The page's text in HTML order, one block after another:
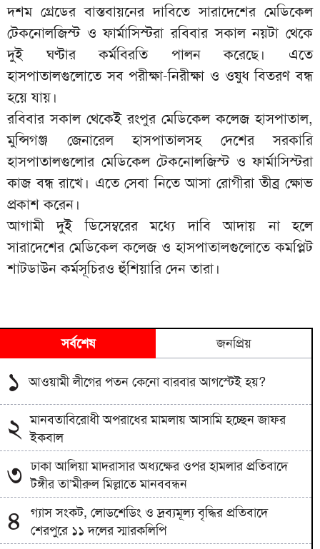
দশম গ্রেডের বাস্তবায়নের দাবিতে সারাদেশের মেডিকেল
টেকনোলজিস্ট ও ফার্মাসিস্টরা রবিবার সকাল নয়টা থেকে
দুই ঘণ্টার কর্মবিরতি পালন করেছে। এতে
হাসপাতালগুলোতে সব পরীক্ষা-নিরীক্ষা ও ওষুধ বিতরণ বন্ধ
হয়ে যায়।
রবিবার সকাল থেকেই রংপুর মেডিকেল কলেজ হাসপাতাল,
মুন্সিগঞ্জ জেনারেল হাসপাতালসহ দেশের সরকারি
হাসপাতালগুলোর মেডিকেল টেকনোলজিস্ট ও ফার্মাসিস্টরা
কাজ বন্ধ রাখে। এতে সেবা নিতে আসা রোগীরা তীব্র ক্ষোভ
প্রকাশ করেন।
আগামী দুই ডিসেম্বরের মধ্যে দাবি আদায় না হলে
সারাদেশের মেডিকেল কলেজ ও হাসপাতালগুলোতে কমপ্লিট
শাটডাউন কর্মসূচিরও হুঁশিয়ারি দেন তারা।
সর্বশেষ জনপ্রিয়
১ আওয়ামী লীগের পতন কেনো বারবার আগস্টেই হয়?
২
মানবতাবিরোধী অপরাধের মামলায় আসামি হচ্ছেন জাফর
ইকবাল
৩ ঢাকা আলিয়া মাদরাসার অধ্যক্ষের ওপর হামলার প্রতিবাদে
টঙ্গীর তা’মীরুল মিল্লাতে মানববন্ধন
৪
গ্যাস সংকট, লোডশেডিং ও দ্রব্যমূল্য বৃদ্ধির প্রতিবাদে
শেরপুরে ১১ দলের স্মারকলিপি